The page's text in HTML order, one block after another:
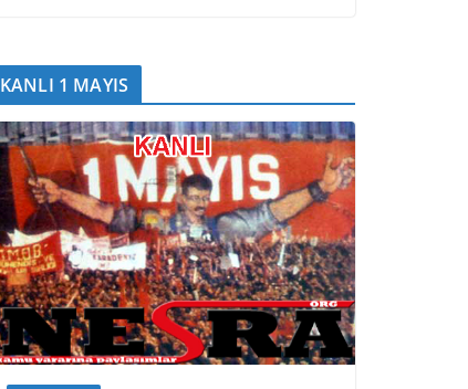
KANLI 1 MAYIS